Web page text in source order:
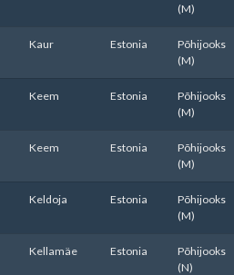
(M)
Kaur Estonia
Põhijooks
(M)
Keem Estonia
Põhijooks
(M)
Keem Estonia
Põhijooks
(M)
Keldoja Estonia
Põhijooks
(M)
Kellamäe Estonia
Põhijooks
(N)